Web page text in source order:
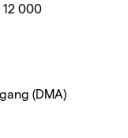
000
(DMA)